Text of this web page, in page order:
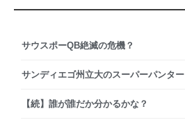
サウスポーQB絶滅の危機？
サンディエゴ州立大のスーパーパンター
【続】誰が誰だか分かるかな？